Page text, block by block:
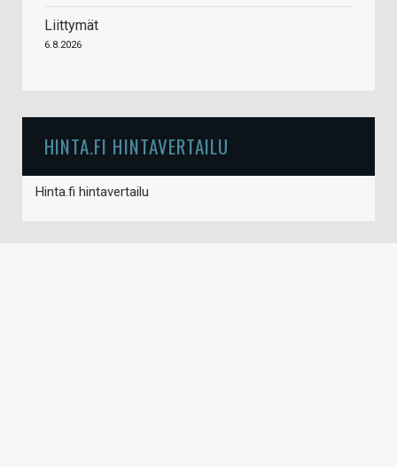
Liittymät
6.8.2026
HINTA.FI HINTAVERTAILU
Hinta.fi hintavertailu